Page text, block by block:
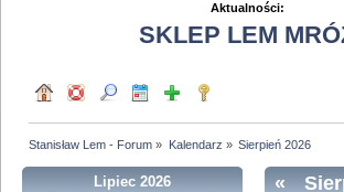
Aktualności:
SKLEP LEM
Stanisław Lem - Forum » Kalendarz » Sierpień 2026
Lipiec 2026 «